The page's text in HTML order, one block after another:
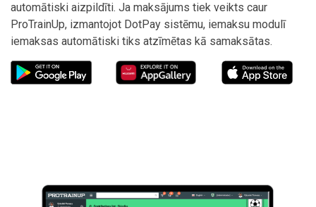
automātiski aizpildīti. Ja maksājums tiek veikts caur
ProTrainUp, izmantojot DotPay sistēmu, iemaksu modulī
iemaksas automātiski tiks atzīmētas kā samaksātas.